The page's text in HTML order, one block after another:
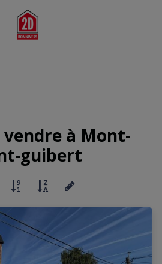
à Mont-
guibert